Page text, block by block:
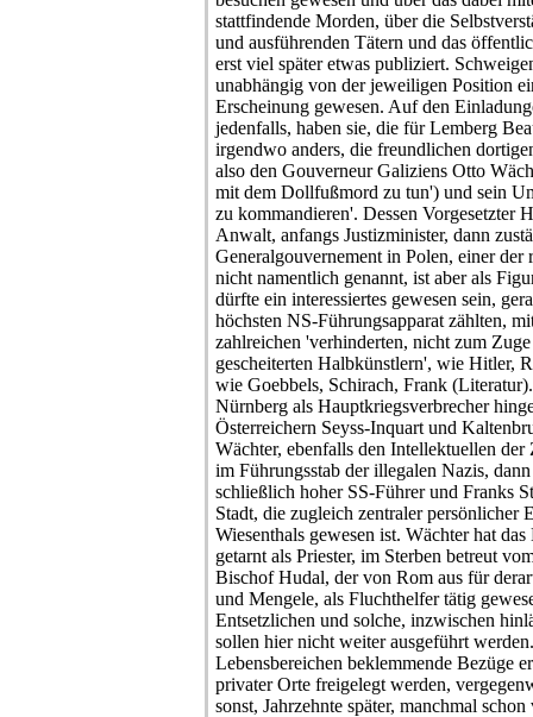
stattfindende Morden, über die
und ausführenden Tätern und das
erst viel später etwas publiziert.
unabhängig von der jeweiligen Position
Erscheinung gewesen. Auf den
jedenfalls, haben sie, die für Lemberg
irgendwo anders, die freundlichen
also den Gouverneur Galiziens Otto
mit dem Dollfußmord zu tun') und sein
zu kommandieren'. Dessen Vorgesetzter
Anwalt, anfangs Justizminister, dann
Generalgouvernement in Polen, einer
nicht namentlich genannt, ist aber als
dürfte ein interessiertes gewesen sein,
höchsten NS-Führungsapparat zählten,
zahlreichen 'verhinderten, nicht zum
gescheiterten Halbkünstlern', wie Hitler,
wie Goebbels, Schirach, Frank
Nürnberg als Hauptkriegsverbrecher
Österreichern Seyss-Inquart und
Wächter, ebenfalls den Intellektuellen
im Führungsstab der illegalen Nazis,
schließlich hoher SS-Führer und Franks
Stadt, die zugleich zentraler persönlicher
Wiesenthals gewesen ist. Wächter hat
getarnt als Priester, im Sterben betreut
Bischof Hudal, der von Rom aus für
und Mengele, als Fluchthelfer tätig
Entsetzlichen und solche, inzwischen
sollen hier nicht weiter ausgeführt
Lebensbereichen beklemmende Bezüge
privater Orte freigelegt werden,
sonst, Jahrzehnte später, manchmal